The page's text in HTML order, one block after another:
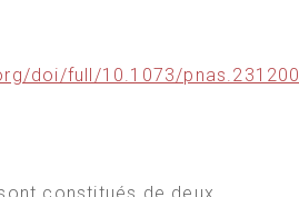
doi/full/10.1073/